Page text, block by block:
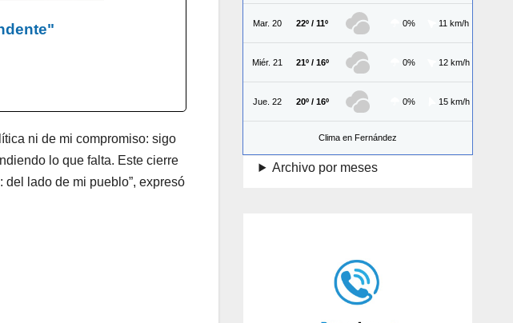
ni de mi compromiso: sigo
lo que falta. Este cierre
lado de mi pueblo”, expresó
Mar. 20 22º / 11º 0% 11 km/h
Miér. 21 21º / 16º 0% 12 km/h
Jue. 22 20º / 16º 0% 15 km/h
Clima en Fernández
Archivo por meses